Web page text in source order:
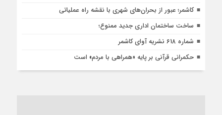
کاشمر؛ عبور از بحران‌های شهری با نقشه راه عملیاتی
ساخت ساختمان اداری جدید ممنوع؛
شماره 618 نشریه آوای کاشمر
حکمرانی قرآنی بر پایه «همراهی با مردم» است